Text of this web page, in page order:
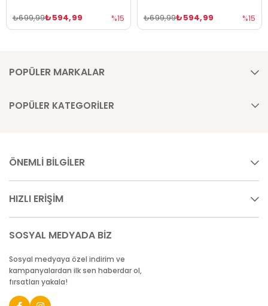
₺594,99
₺699,99 %15 ₺594,99
₺699,99 %15
POPÜLER MARKALAR
POPÜLER KATEGORİLER
ÖNEMLİ BİLGİLER
HIZLI ERİŞİM
SOSYAL MEDYADA BİZ
Sosyal medyaya özel indirim ve
kampanyalardan ilk sen haberdar ol,
fırsatları yakala!